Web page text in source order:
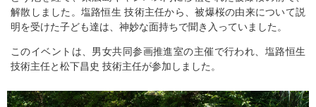
解散しました。塩路恒生 技術主任から、被爆桜の由来について説
明を受けた子ども達は、神妙な面持ちで聞き入っていました。
このイベントは、男女共同参画推進室の主催で行われ、塩路恒生
技術主任と松下昌史 技術主任が参加しました。